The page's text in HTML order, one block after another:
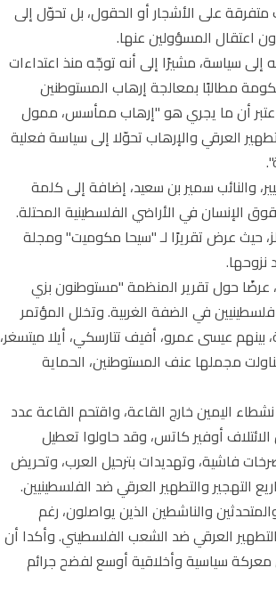
على الأشجار أو الحقول، بل تحوّل إلى
اعتقال المسؤولين عنها.
سياسة، مشيرًا إلى أنه توجّه منذ اعتداءات
للحكومة مطالبًا بمعالجة إرهاب المستوطنين
أن ما يجري هو "إرهاب ممأسس، ممول
العرقي والإرهاب تحوّلا إلى سياسة فعلية
والنائب سمير بن سعيد، إضافة إلى كلمة
الإنسان في الأراضي الفلسطينية المحتلة.
حيث عرض تقريرًا لـ "سيحا مكوميت" ومجلة
حول تقرير المنظمة "مستوطنون بزي
في الضفة الغربية. وتخلل المؤتمر
عيسى عمرو، أفيف تتارسكي، أيلا ميتسغر،
مجملها عنف المستوطنين، الحماية
اليمين خارج القاعة، واقتحم القاعة عدد
أوفير كاتس، وقد حاولوا تعطيل
فاشية، وتهديدات بترحيل العرب، وتحريض
والتطهير العرقي ضد الفلسطينيين.
والناشطين الذين يواصلون، رغم
العرقي ضد الشعب الفلسطيني. وأكدا أن
سياسية وأخلاقية أوسع لفضح جرائم